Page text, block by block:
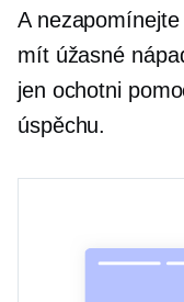
A
mít úžasné
jen ochotni
úspěchu.